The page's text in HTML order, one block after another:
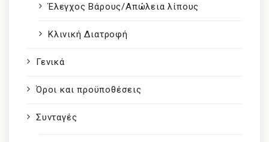
Έλεγχος Βάρους/Απώλεια λίπους
Κλινική Διατροφή
Γενικά
Όροι και προϋποθέσεις
Συνταγές